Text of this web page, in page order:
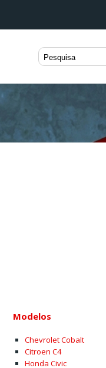
Modelos
Chevrolet Cobalt
Citroen C4
Honda Civic